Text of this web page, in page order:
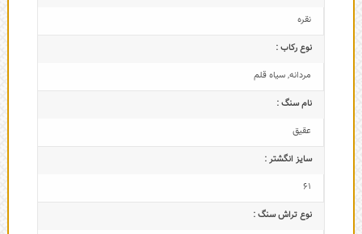
نقره
نوع رکاب :
مردانه,سیاه قلم
نام سنگ :
عقیق
سایز انگشتر :
61
نوع تراش سنگ :